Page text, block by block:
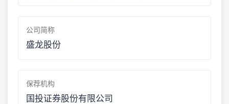
公司简称
盛龙股份
保荐机构
国投证券股份有限公司